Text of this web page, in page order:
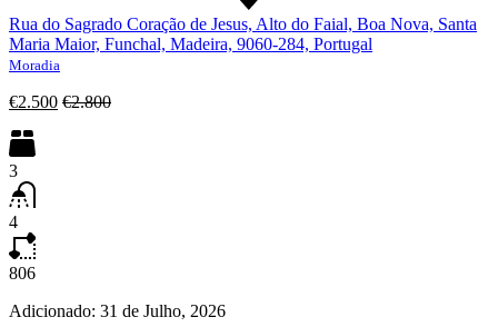
Rua do Sagrado Coração de Jesus, Alto do Faial, Boa Nova, Santa
Maria Maior, Funchal, Madeira, 9060-284, Portugal
Moradia
€2.500 €2.800
3
4
806
Adicionado: 31 de Julho, 2026